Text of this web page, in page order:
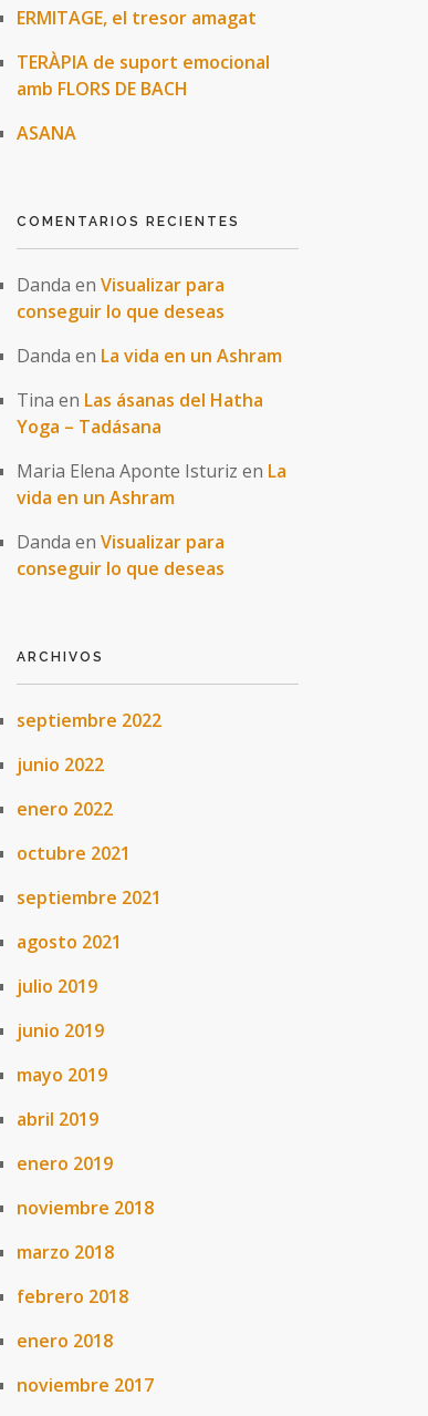
ERMITAGE, el tresor amagat
TERÀPIA de suport emocional
amb FLORS DE BACH
ASANA
COMENTARIOS RECIENTES
Danda en Visualizar para
conseguir lo que deseas
Danda en La vida en un Ashram
Tina en Las ásanas del Hatha
Yoga – Tadásana
Maria Elena Aponte Isturiz en La
vida en un Ashram
Danda en Visualizar para
conseguir lo que deseas
ARCHIVOS
septiembre 2022
junio 2022
enero 2022
octubre 2021
septiembre 2021
agosto 2021
julio 2019
junio 2019
mayo 2019
abril 2019
enero 2019
noviembre 2018
marzo 2018
febrero 2018
enero 2018
noviembre 2017